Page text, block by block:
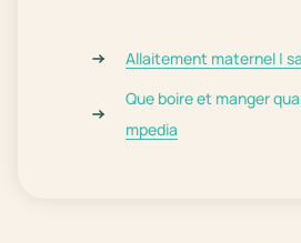
Allaitement maternel |
Que boire et manger
mpedia